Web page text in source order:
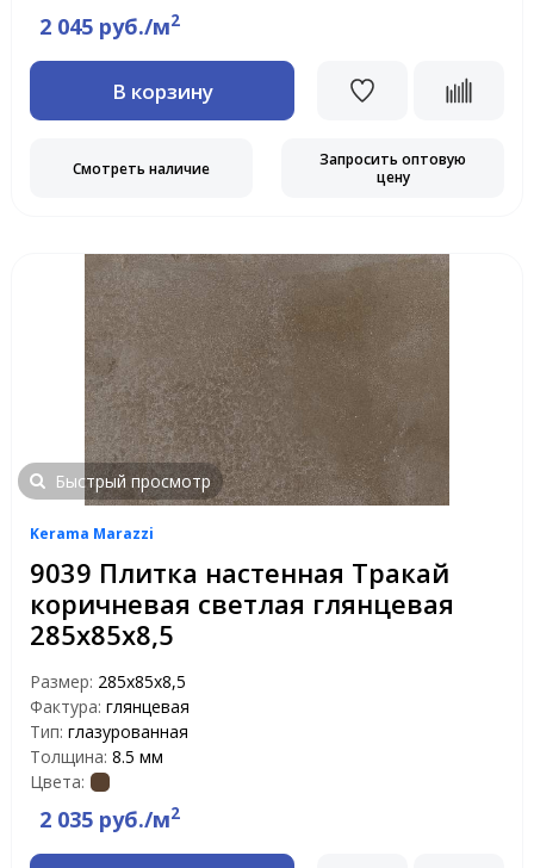
2 045 руб./м2
В корзину
Смотреть наличие
Запросить оптовую
цену
Быстрый просмотр
Kerama Marazzi
9039 Плитка настенная Тракай
коричневая светлая глянцевая
285х85х8,5
Размер: 285х85х8,5
Фактура: глянцевая
Тип: глазурованная
Толщина: 8.5 мм
Цвета:
2 035 руб./м2